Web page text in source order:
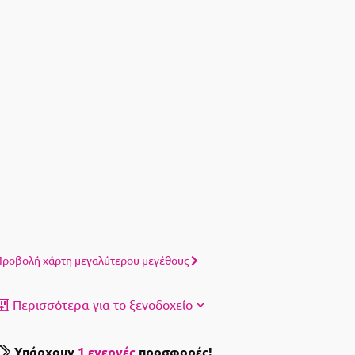
χάρτη μεγαλύτερου μεγέθους
Περισσότερα για το ξενοδοχείο
Υπάρχουν 1 ενεργές προσφορές!